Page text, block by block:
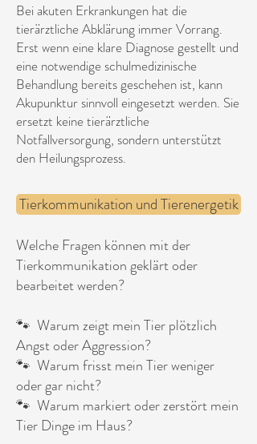
Bei akuten Erkrankungen hat die
tierärztliche Abklärung immer Vorrang.
Erst wenn eine klare Diagnose gestellt und
eine notwendige schulmedizinische
Behandlung bereits geschehen ist, kann
Akupunktur sinnvoll eingesetzt werden. Sie
ersetzt keine tierärztliche
Notfallversorgung, sondern unterstützt
den Heilungsprozess.
​Tierkommunikation und Tierenergetik
Welche Fragen können mit der
Tierkommunikation geklärt oder
bearbeitet werden?
🐾 Warum zeigt mein Tier plötzlich
Angst oder Aggression?
🐾 Warum frisst mein Tier weniger
oder gar nicht?
🐾 Warum markiert oder zerstört mein
Tier Dinge im Haus?